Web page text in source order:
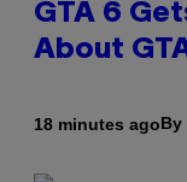
GTA 6
About
18 minutes agoBy